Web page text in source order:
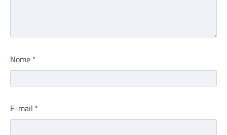
Nome *
E-mail *